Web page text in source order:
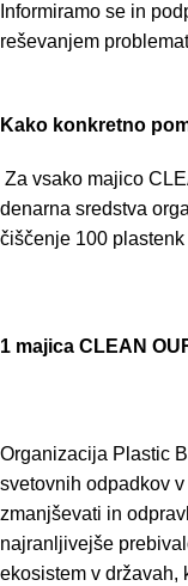
Informiramo se in
reševanjem
Kako konkretno
Za vsako majico
denarna sredstva
čiščenje 100
1 majica CLEAN
Organizacija Plastic
svetovnih odpadkov
zmanjševati in
najranljivejše
ekosistem v državah,